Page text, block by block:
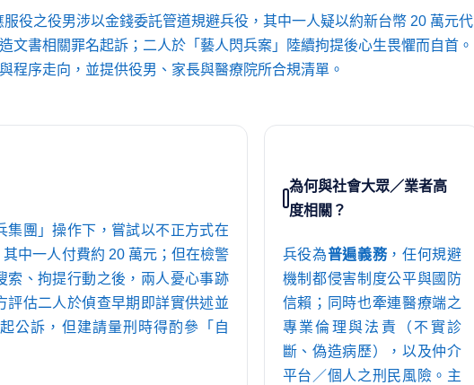
役之役男涉以金錢委託管道規避兵役，其中一人疑以約新台幣 20 萬元代
文書相關罪名起訴；二人於「藝人閃兵案」陸續拘提後心生畏懼而自首。
程序走向，並提供役男、家長與醫療院所合規清單。
集團」操作下，嘗試以不正方式在
中一人付費約 20 萬元；但在檢警
索、拘提行動之後，兩人憂心事跡
評估二人於偵查早期即詳實供述並
公訴，但建請量刑時得酌參「自
為何與社會大眾／業者高
度相關？
兵役為普遍義務，任何規避
機制都侵害制度公平與國防
信賴；同時也牽連醫療端之
專業倫理與法責（不實診
斷、偽造病歷），以及仲介
平台／個人之刑民風險。主